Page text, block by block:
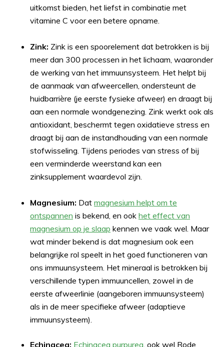
uitkomst bieden, het liefst in combinatie met
vitamine C voor een betere opname.
Zink: Zink is een spoorelement dat betrokken is bij
meer dan 300 processen in het lichaam, waaronder
de werking van het immuunsysteem. Het helpt bij
de aanmaak van afweercellen, ondersteunt de
huidbarrière (je eerste fysieke afweer) en draagt bij
aan een normale wondgenezing. Zink werkt ook als
antioxidant, beschermt tegen oxidatieve stress en
draagt bij aan de instandhouding van een normale
stofwisseling. Tijdens periodes van stress of bij
een verminderde weerstand kan een
zinksupplement waardevol zijn.
Magnesium: Dat magnesium helpt om te
ontspannen is bekend, en ook het effect van
magnesium op je slaap kennen we vaak wel. Maar
wat minder bekend is dat magnesium ook een
belangrijke rol speelt in het goed functioneren van
ons immuunsysteem. Het mineraal is betrokken bij
verschillende typen immuuncellen, zowel in de
eerste afweerlinie (aangeboren immuunsysteem)
als in de meer specifieke afweer (adaptieve
immuunsysteem).
Echinacea: Echinacea purpurea , ook wel Rode